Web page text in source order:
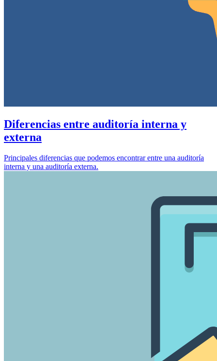
Diferencias entre auditoría interna y
externa
Principales diferencias que podemos encontrar entre una auditoría
interna y una auditoría externa.